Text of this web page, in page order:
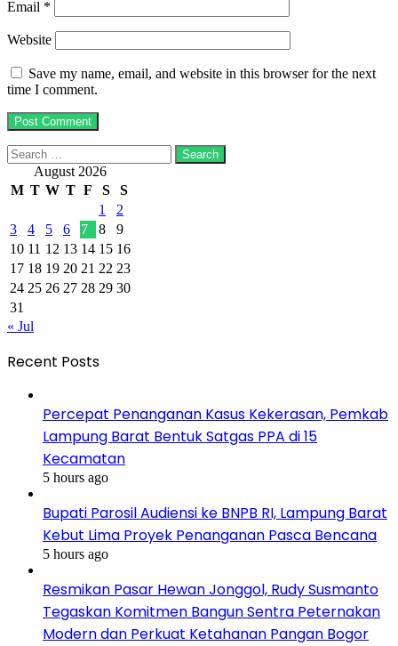
Email *
Website
Save my name, email, and website in this browser for the next
time I comment.
Search
for: August 2026
M T W T F S
S
1
2
3
4 5 6 7 8
9
10 11 12 13 14 15 16
17 18 19 20 21 22 23
24 25 26 27 28 29 30
31
« Jul
Recent Posts
Percepat Penanganan Kasus Kekerasan, Pemkab
Lampung Barat Bentuk Satgas PPA di 15
Kecamatan
5 hours ago
Bupati Parosil Audiensi ke BNPB RI, Lampung Barat
Kebut Lima Proyek Penanganan Pasca Bencana
5 hours ago
Resmikan Pasar Hewan Jonggol, Rudy Susmanto
Tegaskan Komitmen Bangun Sentra Peternakan
Modern dan Perkuat Ketahanan Pangan Bogor